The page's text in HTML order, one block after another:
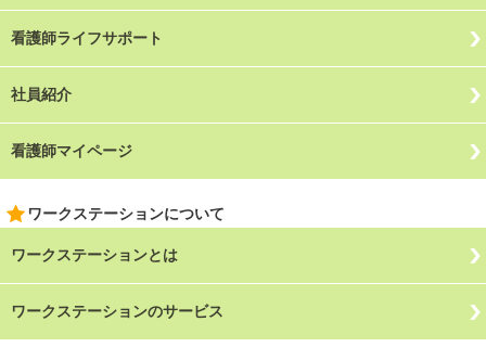
看護師ライフサポート
社員紹介
看護師マイページ
ワークステーションについて
ワークステーションとは
ワークステーションのサービス